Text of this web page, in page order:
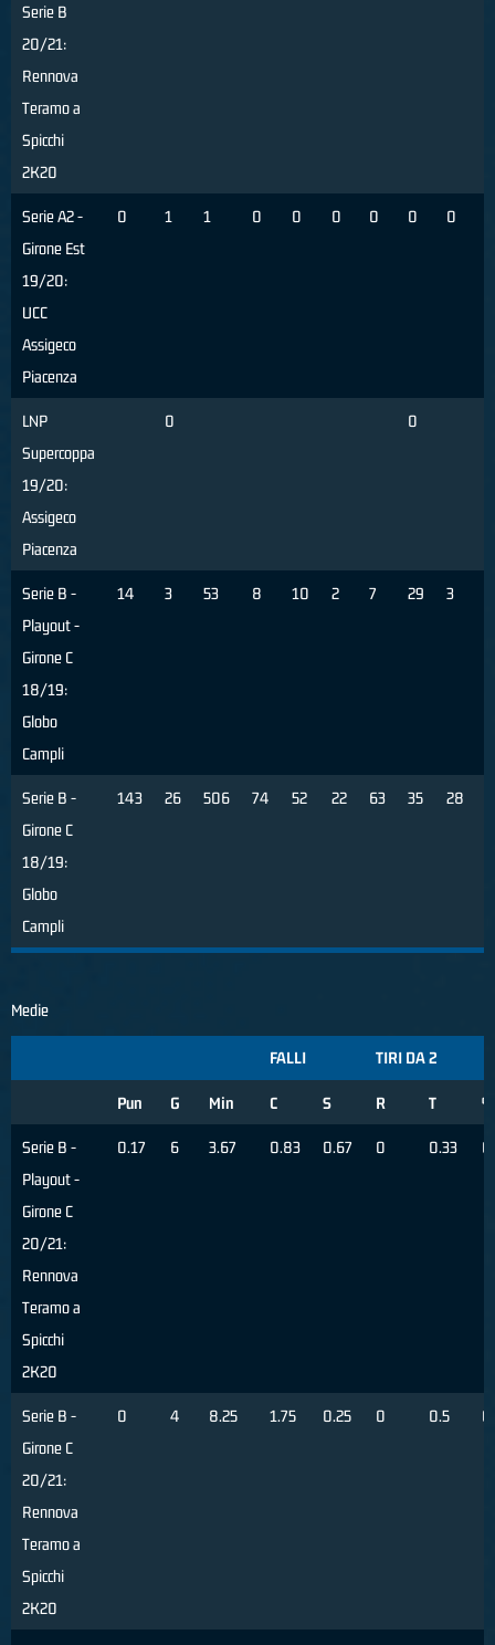
Serie B
20/21:
Rennova
Teramo a
Spicchi
2K20
Serie A2 -
Girone Est
19/20:
UCC
Assigeco
Piacenza
0 1 1 0 0 0 0 0 0
LNP
Supercoppa
19/20:
Assigeco
Piacenza
0 0
Serie B -
Playout -
Girone C
18/19:
Globo
Campli
14 3 53 8 10 2 7 29 3
Serie B -
Girone C
18/19:
Globo
Campli
143 26 506 74 52 22 63 35 28
Medie
FALLI TIRI DA 2
Pun G Min C S R T %
Serie B -
Playout -
Girone C
20/21:
Rennova
Teramo a
Spicchi
2K20
0.17 6 3.67 0.83 0.67 0 0.33 0
Serie B -
Girone C
20/21:
Rennova
Teramo a
Spicchi
2K20
0 4 8.25 1.75 0.25 0 0.5 0